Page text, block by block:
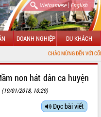
Vietnamese| English
DOANH NGHIỆP DU KHÁCH
CHÀO MỪNG ĐẾN VỚI CỔNG THÔNG TIN
non hát dân ca huyện
(19/01/2018, 10:29)
Đọc bài viết